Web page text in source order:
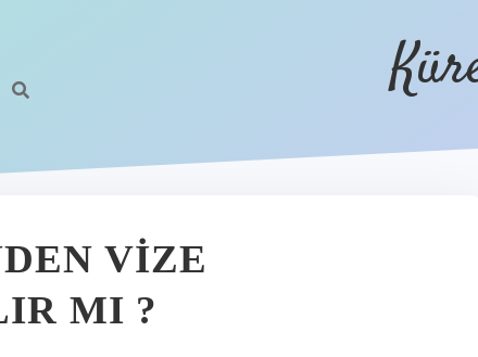
VIZE
MI ?